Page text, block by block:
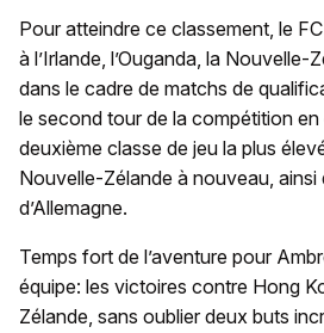
Pour atteindre ce classement, le
à l’Irlande, l’Ouganda, la
dans le cadre de matchs de
le second tour de la compétition
deuxième classe de jeu la plus
Nouvelle-Zélande à nouveau, ainsi
d’Allemagne.
Temps fort de l’aventure pour
équipe: les victoires contre Hong
Zélande, sans oublier deux buts